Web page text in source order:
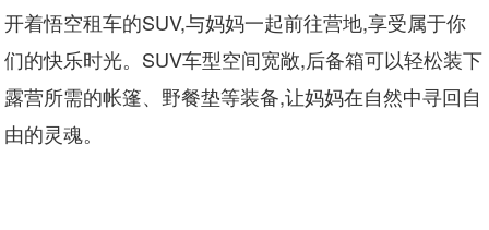
开着悟空租车的SUV,与妈妈一起前往营地,享受属于你
们的快乐时光。SUV车型空间宽敞,后备箱可以轻松装下
露营所需的帐篷、野餐垫等装备,让妈妈在自然中寻回自
由的灵魂。